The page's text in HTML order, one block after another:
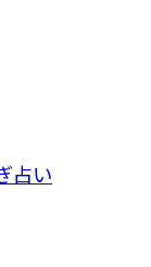
占い